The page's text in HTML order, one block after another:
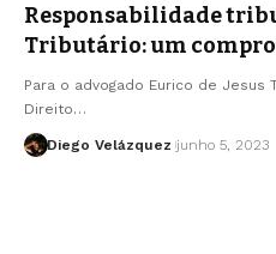
Responsabilidade
Tributário: um
Para o advogado Eurico de Jesus
Direito…
Diego Velázquez junho 5, 2023